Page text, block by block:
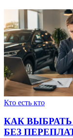
Кто есть кто
КАК
БЕЗ